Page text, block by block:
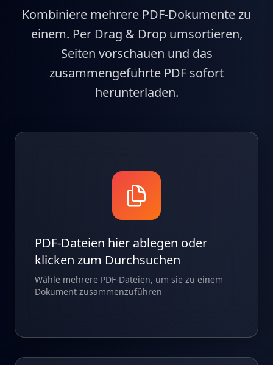
Kombiniere mehrere PDF-Dokumente zu
einem. Per Drag & Drop umsortieren,
Seiten vorschauen und das
zusammengeführte PDF sofort
herunterladen.
PDF-Dateien hier ablegen oder
klicken zum Durchsuchen
Wähle mehrere PDF-Dateien, um sie zu einem
Dokument zusammenzuführen